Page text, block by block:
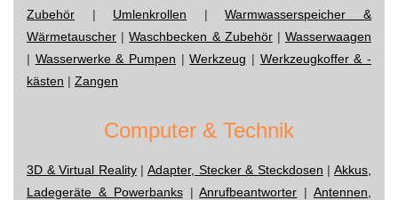
Zubehör | Umlenkrollen |Warmwasserspeicher &
Wärmetauscher |Waschbecken & Zubehör|Wasserwaagen
| Wasserwerke & Pumpen |Werkzeug | Werkzeugkoffer & -
kästen | Zangen
Computer & Technik
3D & Virtual Reality|Adapter, Stecker & Steckdosen |Akkus,
Ladegeräte & Powerbanks|Anrufbeantworter |Antennen,